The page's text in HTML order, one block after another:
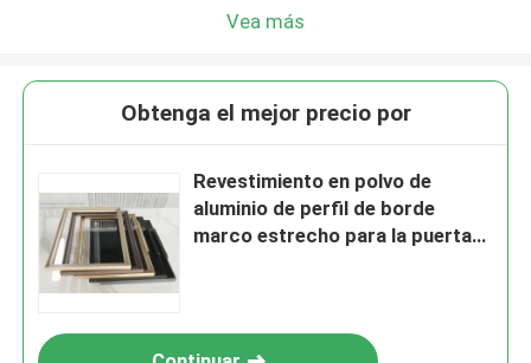
Vea más
Obtenga el mejor precio por
Revestimiento en polvo de
aluminio de perfil de borde
marco estrecho para la puerta